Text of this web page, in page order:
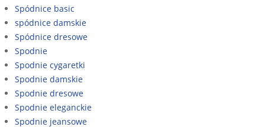
Spódnice basic
spódnice damskie
Spódnice dresowe
Spodnie
Spodnie cygaretki
Spodnie damskie
Spodnie dresowe
Spodnie eleganckie
Spodnie jeansowe